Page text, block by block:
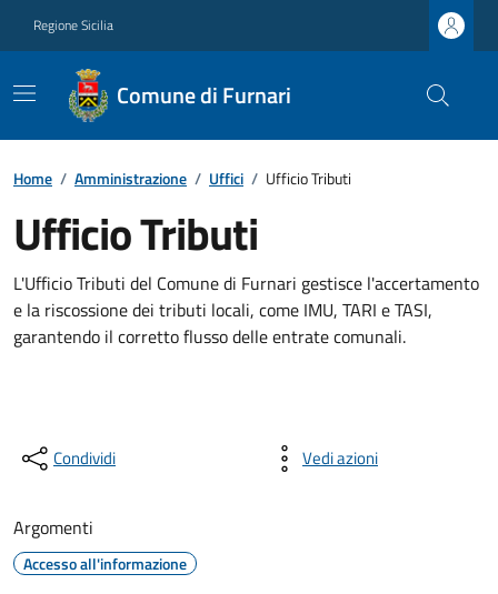
Regione Sicilia
Comune di Furnari
Home / Amministrazione / Uffici / Ufficio Tributi
Ufficio Tributi
L'Ufficio Tributi del Comune di Furnari gestisce l'accertamento
e la riscossione dei tributi locali, come IMU, TARI e TASI,
garantendo il corretto flusso delle entrate comunali.
Condividi Vedi azioni
Argomenti
Accesso all'informazione